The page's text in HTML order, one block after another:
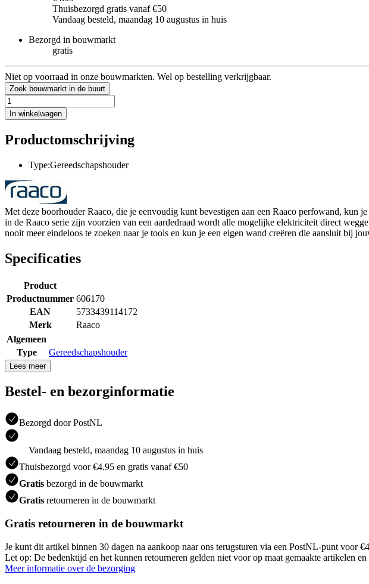
Thuisbezorgd gratis vanaf €50
Vandaag besteld, maandag 10 augustus in huis
Bezorgd in bouwmarkt
gratis
Niet op voorraad in onze bouwmarkten. Wel op bestelling verkrijgbaar.
Zoek bouwmarkt in de buurt
In winkelwagen
Productomschrijving
Type:Gereedschapshouder
Met deze boorhouder Raaco, die je eenvoudig kunt bevestigen aan een Raaco perfowand, kun
in de Raaco serie zijn voorzien van een aardedraad wordt alle mogelijke elektriciteit direct
nooit meer eindeloos te zoeken naar je tools en kun je een eigen wand creëren die aansluit bij
Specificaties
Product
Productnummer 606170
EAN
5733439114172
Merk
Raaco
Algemeen
Type
Gereedschapshouder
Lees meer
Bestel- en bezorginformatie
Bezorgd door PostNL
Vandaag besteld, maandag 10 augustus in huis
Thuisbezorgd voor €4.95 en gratis vanaf €50
Gratis bezorgd in de bouwmarkt
Gratis retourneren in de bouwmarkt
Gratis retourneren in de bouwmarkt
Je kunt dit artikel binnen 30 dagen na aankoop naar ons terugsturen via een PostNL-punt voor
Let op: De bedenktijd en het kunnen retourneren gelden niet voor op maat gemaakte artikelen
Meer informatie over de bezorging